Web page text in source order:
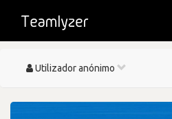
Toggle
Utilizador anónimo